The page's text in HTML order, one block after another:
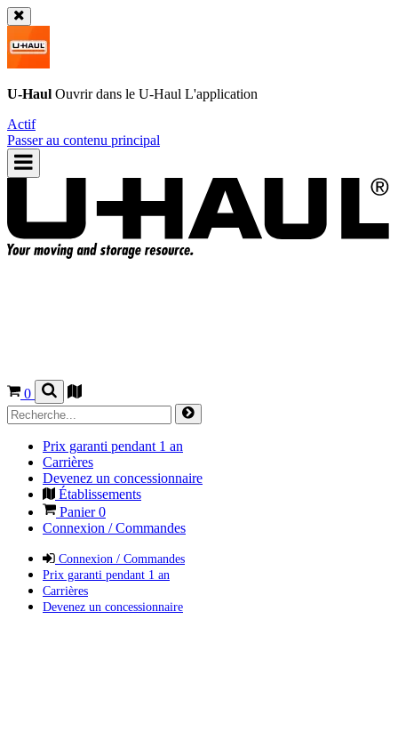
U-Haul Ouvrir dans le U-Haul L'application
Actif
Passer au contenu principal
0
Prix garanti pendant 1 an
Carrières
Devenez un concessionnaire
Établissements
Panier0
Connexion / Commandes
Connexion / Commandes
Prix garanti pendant 1 an
Carrières
Devenez un concessionnaire